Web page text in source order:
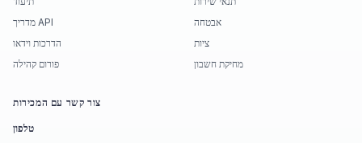
מדריך API
הדרכות וידאו
פורום קהילה
אבטחה
ציות
מחיקת חשבון
צור קשר עם המכירות
טלפון